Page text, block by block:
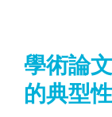
學術論
的典型